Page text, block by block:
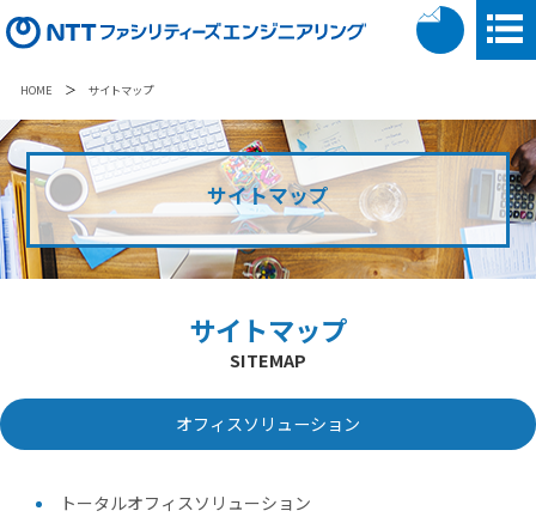
HOME ＞ サイトマップ
サイトマップ
サイトマップ
SITEMAP
オフィスソリューション
トータルオフィスソリューション